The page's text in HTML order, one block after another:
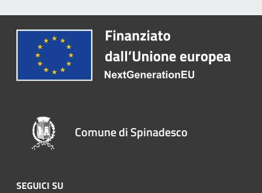
Comune di Spinadesco
SEGUICI SU